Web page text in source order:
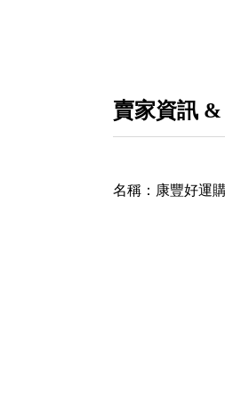
賣家資訊 &
名稱： 康豐好運